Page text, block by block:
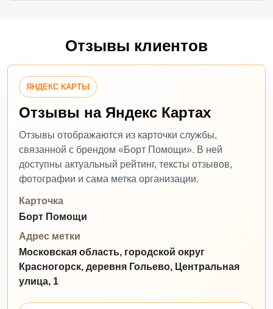
Отзывы клиентов
ЯНДЕКС КАРТЫ
Отзывы на Яндекс Картах
Отзывы отображаются из карточки службы,
связанной с брендом «Борт Помощи». В ней
доступны актуальный рейтинг, тексты отзывов,
фотографии и сама метка организации.
Карточка
Борт Помощи
Адрес метки
Московская область, городской округ
Красногорск, деревня Гольево, Центральная
улица, 1